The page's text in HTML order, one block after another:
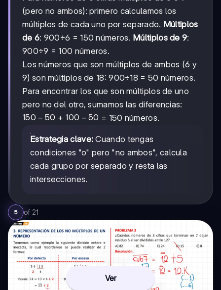
(pero no ambos): primero calculamos los
múltiplos de cada uno por separado. Múltiplos
de 6: 900÷6 = 150 números. Múltiplos de 9:
900÷9 = 100 números.
Los números que son múltiplos de ambos (6 y
9) son múltiplos de 18: 900÷18 = 50 números.
Para encontrar los que son múltiplos de uno
pero no del otro, sumamos las diferencias:
150-
150 − 50 + 100-
100 − 50 = 150 números.
Estrategia clave: Cuando tengas
condiciones "o" pero "no ambos", calcula
cada grupo por separado y resta las
intersecciones.
5 of 21
Ver